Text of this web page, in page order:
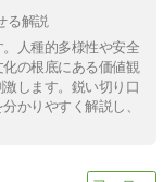
る解説
人種的多様性や安全
の根底にある価値観
します。鋭い切り口
かりやすく解説し、